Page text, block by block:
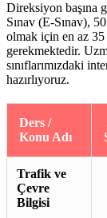
Direksiyon başına
Sınav (E-Sınav),
olmak için en az 35
gerekmektedir.
sınıflarımızdaki
hazırlıyoruz.
Ders /
Konu Adı
Trafik ve
Çevre
Bilgisi